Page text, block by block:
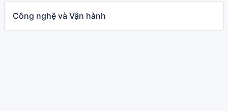
Công nghệ và Vận hành